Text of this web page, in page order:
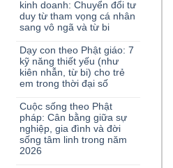
kinh doanh: Chuyển đổi tư
duy từ tham vọng cá nhân
sang vô ngã và từ bi
Dạy con theo Phật giáo: 7
kỹ năng thiết yếu (như
kiên nhẫn, từ bi) cho trẻ
em trong thời đại số
Cuộc sống theo Phật
pháp: Cân bằng giữa sự
nghiệp, gia đình và đời
sống tâm linh trong năm
2026